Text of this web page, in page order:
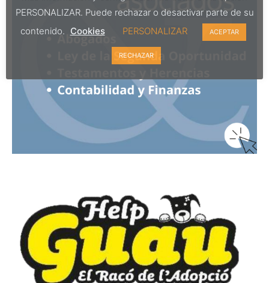
PERSONALIZAR. Puede rechazar o desactivar parte de su
contenido. Cookies PERSONALIZAR ACEPTAR
RECHAZAR